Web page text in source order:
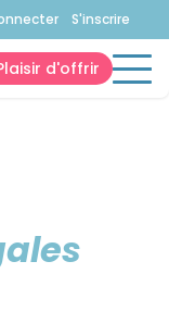
Bassin Sportif
S'inscrire
d'offrir